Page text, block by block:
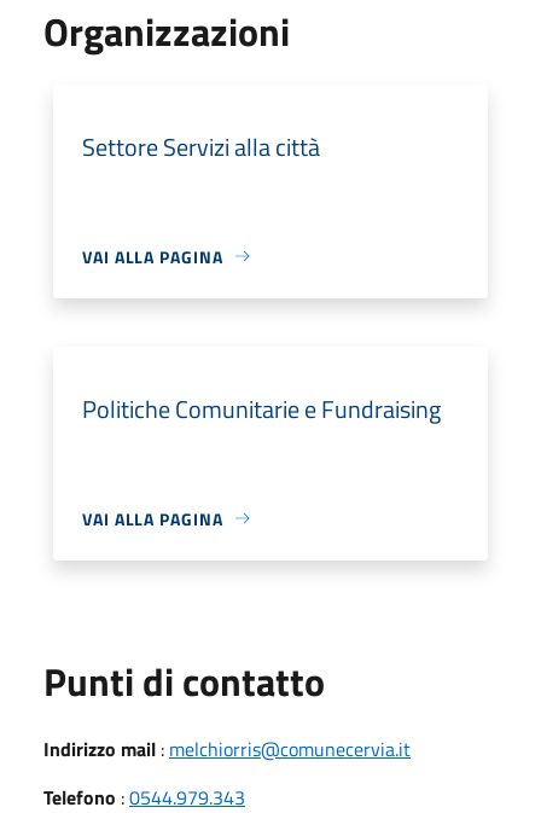
Organizzazioni
Settore Servizi alla città
VAI ALLA PAGINA
Politiche Comunitarie e Fundraising
VAI ALLA PAGINA
Punti di contatto
Indirizzo mail : melchiorris@comunecervia.it
Telefono :0544.979.343